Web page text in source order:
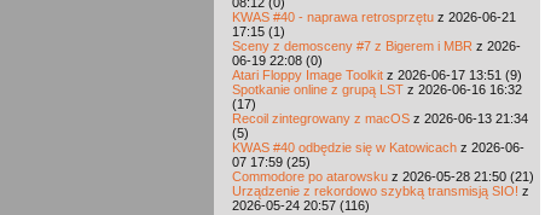
KWAS #40 - naprawa retrosprzętu z 2026-06-21
17:15 (1)
Sceny z demosceny #7 z Bigerem i MBR z 2026-
06-19 22:08 (0)
Atari Floppy Image Toolkit z 2026-06-17 13:51 (9)
Spotkanie online z grupą LST z 2026-06-16 16:32
(17)
Recoil zintegrowany z macOS z 2026-06-13 21:34
(5)
KWAS #40 odbędzie się w Katowicach z 2026-06-
07 17:59 (25)
Commodore po atarowsku z 2026-05-28 21:50 (21)
Urządzenie z rekordowo szybką transmisją SIO! z
2026-05-24 20:57 (116)